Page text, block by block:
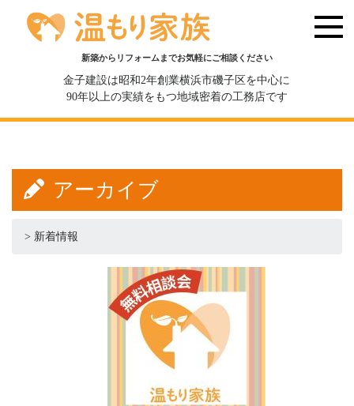
新築からリフォームまでお気軽にご相談ください
金子建設は昭和2年創業横浜市磯子区を中心に
90年以上の実績をもつ地域密着の工務店です
アーカイブ
> 新着情報